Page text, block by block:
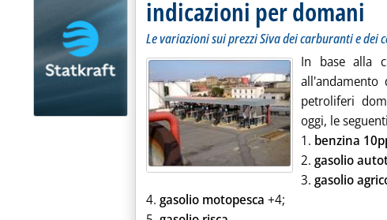
indicazioni per domani
Le variazioni sui prezzi Siva dei carburanti e dei
In base alla
petroliferi
oggi, le
1. benzina
2. gasolio
3. gasolio
4. gasolio motopesca +4;